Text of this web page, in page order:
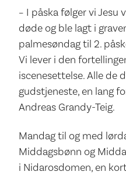
– I påska følger vi
døde og ble lagt i
palmesøndag til 2.
Vi lever i den
iscenesettelse. Alle de
gudstjeneste, en lang
Andreas Grandy-Teig.
Mandag til og med
Middagsbønn og
i Nidarosdomen, en